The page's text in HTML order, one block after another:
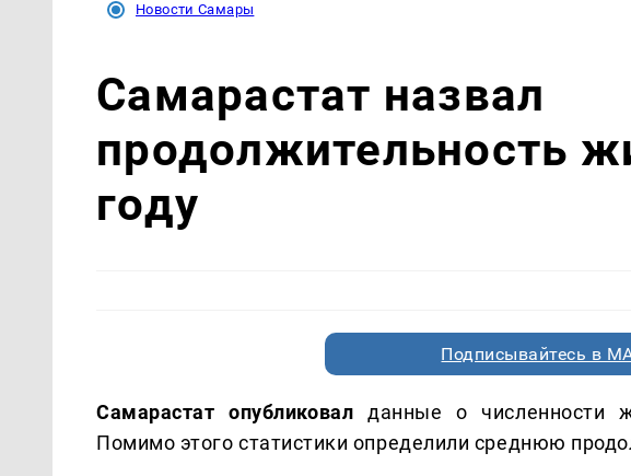
Новости Самары
Самарастат назвал
продолжительность
году
Подписывайтесь в
Самарастат опубликовал данные о численности
Помимо этого статистики определили среднюю